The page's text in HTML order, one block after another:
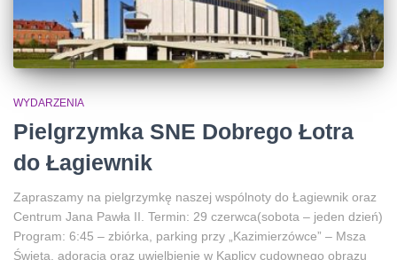
WYDARZENIA
Pielgrzymka SNE Dobrego Łotra
do Łagiewnik
Zapraszamy na pielgrzymkę naszej wspólnoty do Łagiewnik oraz
Centrum Jana Pawła II. Termin: 29 czerwca(sobota – jeden dzień)
Program: 6:45 – zbiórka, parking przy „Kazimierzówce” – Msza
Święta, adoracja oraz uwielbienie w Kaplicy cudownego obrazu